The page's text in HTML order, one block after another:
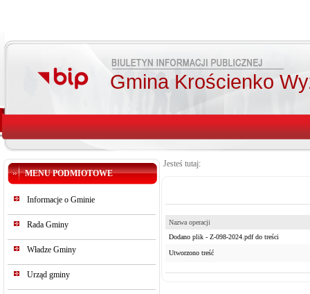
Gmina Krościenko
MENU PODMIOTOWE
Informacje o Gminie
Rada Gminy
Władze Gminy
Urząd gminy
Jesteś tutaj:
Nazwa operacji
Dodano plik - Z-098-2024.pdf do treści
Utworzono treść